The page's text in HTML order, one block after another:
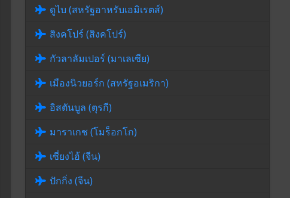
ดูไบ (สหรัฐอาหรับเอมิเรตส์)
สิงคโปร์ (สิงคโปร์)
กัวลาลัมเปอร์ (มาเลเซีย)
เมืองนิวยอร์ก (สหรัฐอเมริกา)
อิสตันบูล (ตุรกี)
มาราเกช (โมร็อกโก)
เซี่ยงไฮ้ (จีน)
ปักกิ่ง (จีน)